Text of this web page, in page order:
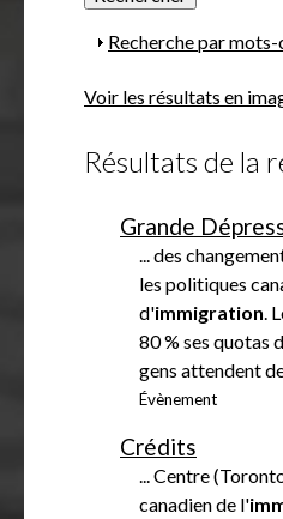
A
f
c
Recherche par mots-
Voir les résultats en
Résultats de la
Grande
... des
les politiques
d'immigration.
80 % ses quotas
gens attendent
Évènement
Crédits
... Centre
canadien de l'